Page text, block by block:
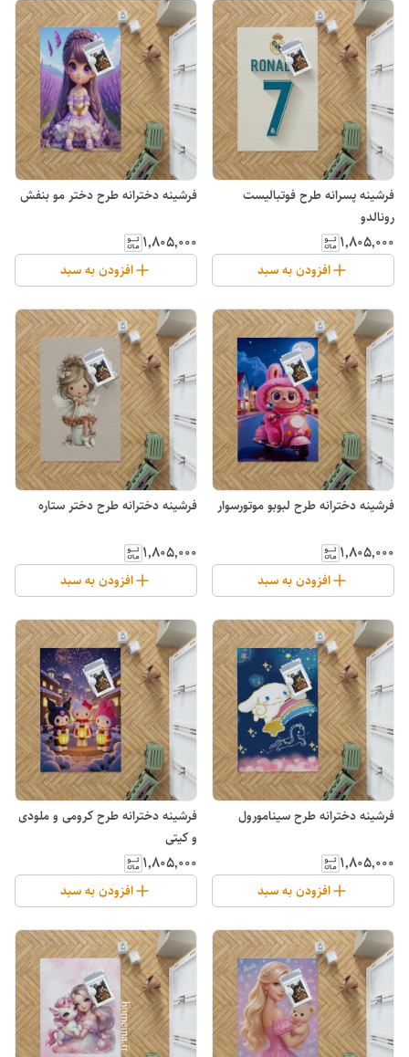
فرشینه پسرانه طرح فوتبالیست
رونالدو
۱٬۸۰۵٬۰۰۰
افزودن به سبد
فرشینه دخترانه طرح دختر مو بنفش
۱٬۸۰۵٬۰۰۰
افزودن به سبد
فرشینه دخترانه طرح لبوبو موتورسوار
۱٬۸۰۵٬۰۰۰
افزودن به سبد
فرشینه دخترانه طرح دختر ستاره
۱٬۸۰۵٬۰۰۰
افزودن به سبد
فرشینه دخترانه طرح سینامورول
۱٬۸۰۵٬۰۰۰
افزودن به سبد
فرشینه دخترانه طرح کرومی و ملودی
و کیتی
۱٬۸۰۵٬۰۰۰
افزودن به سبد